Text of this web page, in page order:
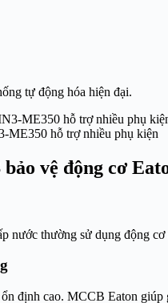
tự động hóa hiện đại.
ME350 hỗ trợ nhiều phụ kiện
vệ động cơ
nước thường sử dụng động cơ
định cao. MCCB Eaton